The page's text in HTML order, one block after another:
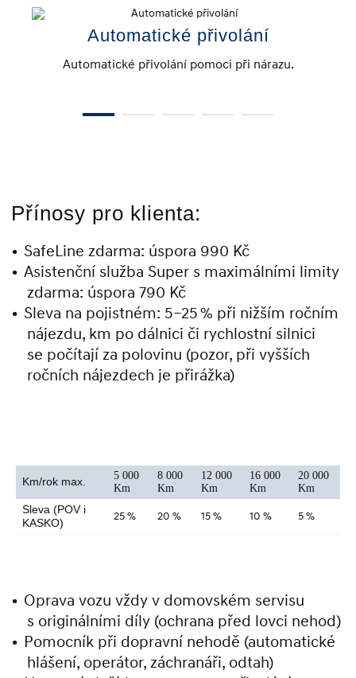
Automatické přivolání
Automatické přivolání pomoci při nárazu.
Přínosy pro klienta:
SafeLine zdarma: úspora 990 Kč
Asistenční služba Super s maximálními limity
zdarma: úspora 790 Kč
Sleva na pojistném: 5–25 % při nižším ročním
nájezdu, km po dálnici či rychlostní silnici
se počítají za polovinu (pozor, při vyšších
ročních nájezdech je přirážka)
Km/rok max.
5 000
Km
8 000
Km
12 000
Km
16 000
Km
20 000
Km
Sleva (POV i
KASKO)
25 % 20 % 15 % 10 % 5 %
Oprava vozu vždy v domovském servisu
s originálními díly (ochrana před lovci nehod)
Pomocník při dopravní nehodě (automatické
hlášení, operátor, záchranáři, odtah)